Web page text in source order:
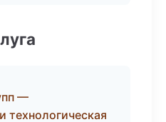
—
технологическая